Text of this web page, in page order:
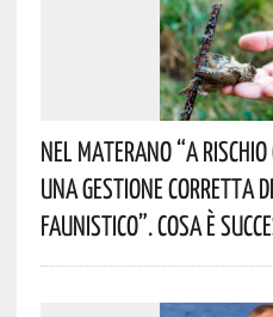
Nel Materano “a
Una Gestione Corretta
Faunistico”. Cosa È